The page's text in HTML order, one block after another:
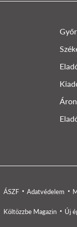
ÁSZF Adatvédelem
Költözzbe Magazin Új